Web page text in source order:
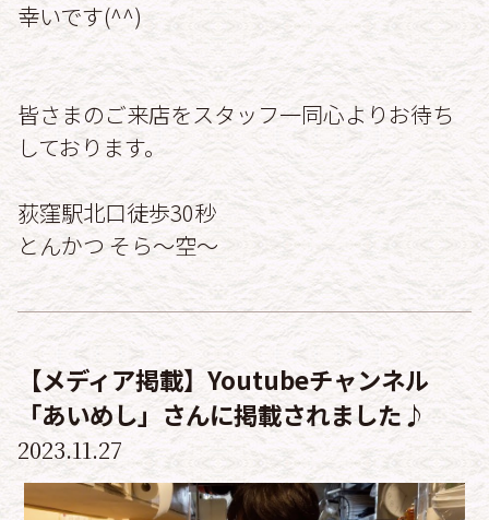
幸いです(^^)
皆さまのご来店をスタッフ一同心よりお待ち
しております。
荻窪駅北口徒歩30秒
とんかつ そら〜空〜
【メディア掲載】Youtubeチャンネル
「あいめし」さんに掲載されました♪
2023.11.27